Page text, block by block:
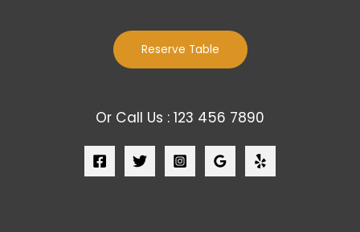
Reserve Table
Or Call Us : 123 456 7890